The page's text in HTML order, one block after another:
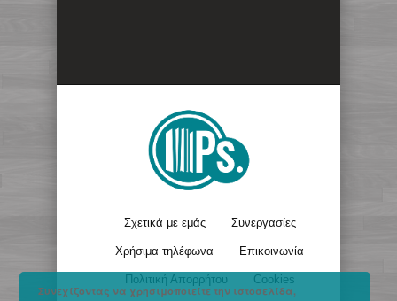
Σχετικά με εμάς Συνεργασίες
Χρήσιμα τηλέφωνα Επικοινωνία
Πολιτική Απορρήτου
Cookies
Συνεχίζοντας να χρησιμοποιείτε την ιστοσελίδα,